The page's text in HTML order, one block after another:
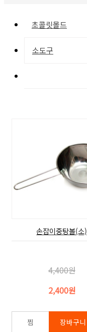
초콜릿몰드
소도구
손잡이중탕볼(소)
4,400원
2,400원